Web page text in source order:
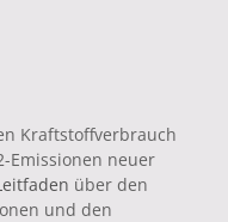
Kraftstoffverbrauch
Emissionen neuer
über den
und den